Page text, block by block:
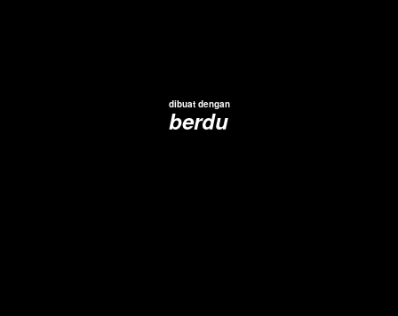
dibuat dengan
berdu